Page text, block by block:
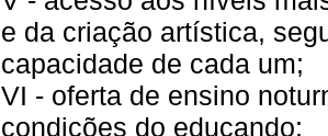
e da criação artística,
capacidade de cada um;
VI - oferta de ensino
condições do educando;